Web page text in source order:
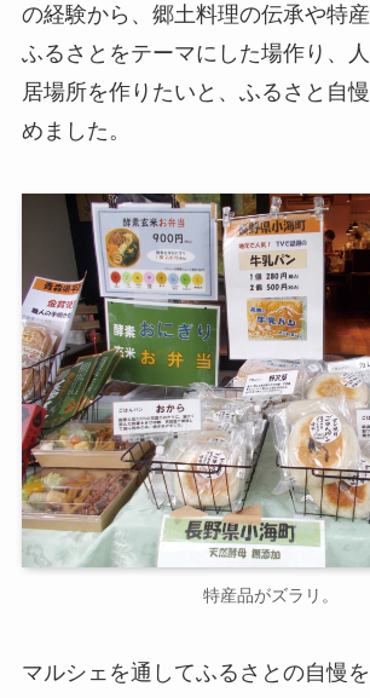
の経験から、郷土料理の伝承や特産
ふるさとをテーマにした場作り、
居場所を作りたいと、ふるさと自
めました。
特産品がズラリ。
マルシェを通してふるさとの自慢